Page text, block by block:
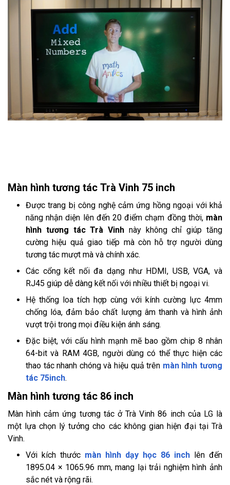
Màn hình tương tác Trà Vinh 75 inch
Được trang bị công nghệ cảm ứng hồng ngoại với khả
năng nhận diện lên đến 20 điểm chạm đồng thời, màn
hình tương tác Trà Vinh này không chỉ giúp tăng
cường hiệu quả giao tiếp mà còn hỗ trợ người dùng
tương tác mượt mà và chính xác.
Các cổng kết nối đa dạng như HDMI, USB, VGA, và
RJ45 giúp dễ dàng kết nối với nhiều thiết bị ngoại vi.
Hệ thống loa tích hợp cùng với kính cường lực 4mm
chống lóa, đảm bảo chất lượng âm thanh và hình ảnh
vượt trội trong mọi điều kiện ánh sáng.
Đặc biệt, với cấu hình mạnh mẽ bao gồm chip 8 nhân
64-bit và RAM 4GB, người dùng có thể thực hiện các
thao tác nhanh chóng và hiệu quả trên màn hình tương
tác 75inch.
Màn hình tương tác 86 inch
Màn hình cảm ứng tương tác ở Trà Vinh 86 inch của LG là
một lựa chọn lý tưởng cho các không gian hiện đại tại Trà
Vinh.
Với kích thước màn hình dạy học 86 inch lên đến
1895.04 × 1065.96 mm, mang lại trải nghiệm hình ảnh
sắc nét và rộng rãi.